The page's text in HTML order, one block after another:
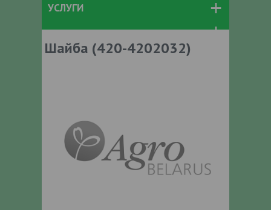
УСЛУГИ
Шайба (420-4202032)